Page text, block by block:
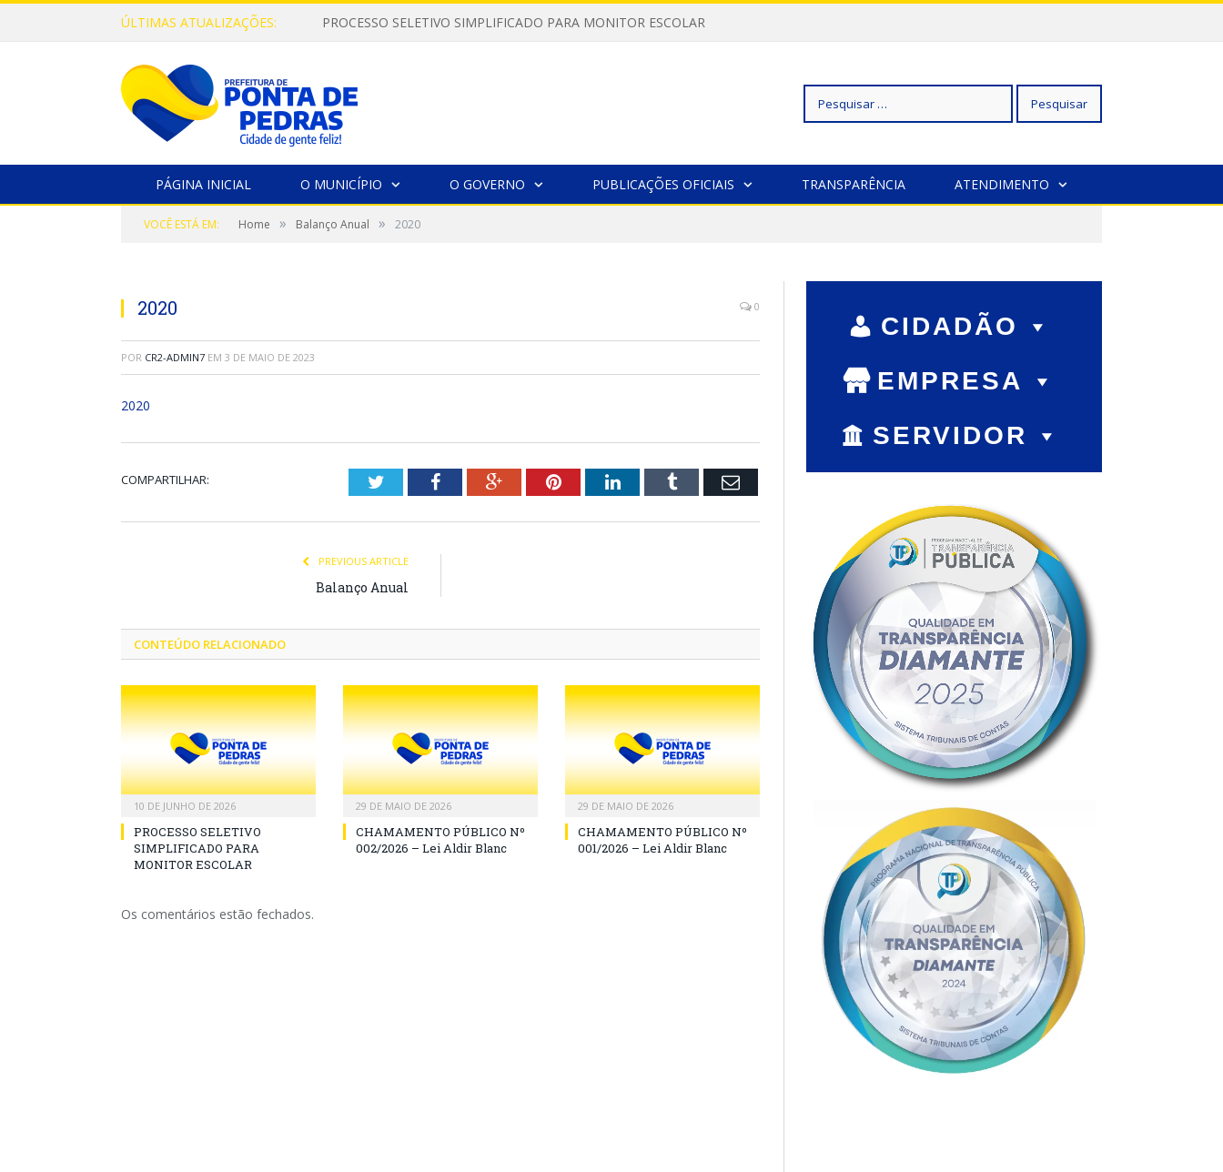
ÚLTIMAS ATUALIZAÇÕES: PROCESSO SELETIVO SIMPLIFICADO PARA MONITOR ESCOLAR
Pesquisar
PÁGINA INICIAL O MUNICÍPIO O GOVERNO PUBLICAÇÕES OFICIAIS TRANSPARÊNCIA ATENDIMENTO
VOCÊ ESTÁ EM: Home » Balanço Anual » 2020
2020 0
POR CR2-ADMIN7 EM 3 DE MAIO DE 2023
2020
COMPARTILHAR: TwitterFacebookGoogle+PinterestLinkedInTumblr Email
PREVIOUS ARTICLE
Balanço Anual
CONTEÚDO RELACIONADO
10 DE JUNHO DE 2026
PROCESSO SELETIVO
SIMPLIFICADO PARA
MONITOR ESCOLAR
29 DE MAIO DE 2026
CHAMAMENTO PÚBLICO Nº
002/2026 – Lei Aldir Blanc
29 DE MAIO DE 2026
CHAMAMENTO PÚBLICO Nº
001/2026 – Lei Aldir Blanc
Os comentários estão fechados.
CIDADÃO
EMPRESA
SERVIDOR